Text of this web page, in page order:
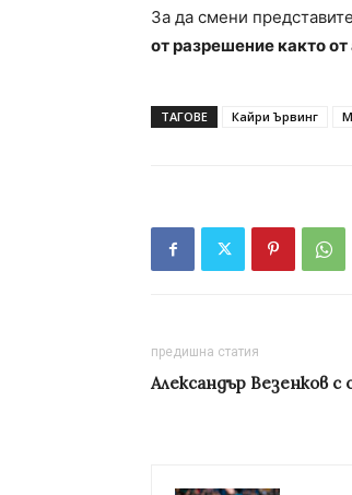
За да смени
от разрешение както
ТАГОВЕ Кайри Ървинг
предишна статия
Александър Везенков с